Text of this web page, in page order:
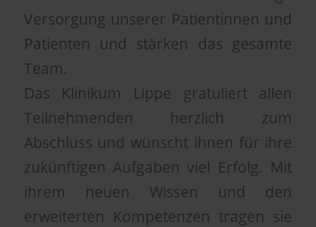
Versorgung unserer Patientinnen und
Patienten und stärken das gesamte
Team.
Das Klinikum Lippe gratuliert allen
Teilnehmenden herzlich zum
Abschluss und wünscht ihnen für ihre
zukünftigen Aufgaben viel Erfolg. Mit
ihrem neuen Wissen und den
erweiterten Kompetenzen tragen sie